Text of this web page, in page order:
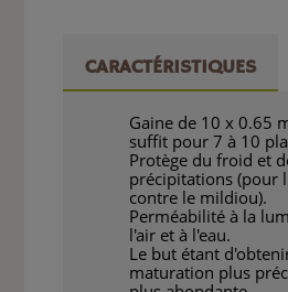
CARACTÉRISTIQUES
Gaine de 10 x 0.65
suffit pour 7 à 10
Protège du froid et
précipitations (pour
contre le mildiou).
Perméabilité à la
l'air et à l'eau.
Le but étant
maturation plus